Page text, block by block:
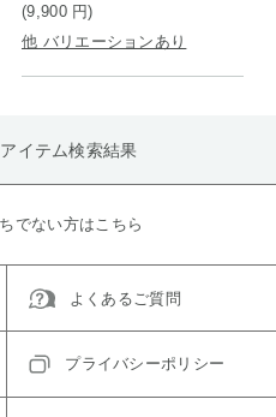
(9,900 円)
他 バリエーションあり
アイテム検索結果
でない方はこちら
よくあるご質問
プライバシーポリシー